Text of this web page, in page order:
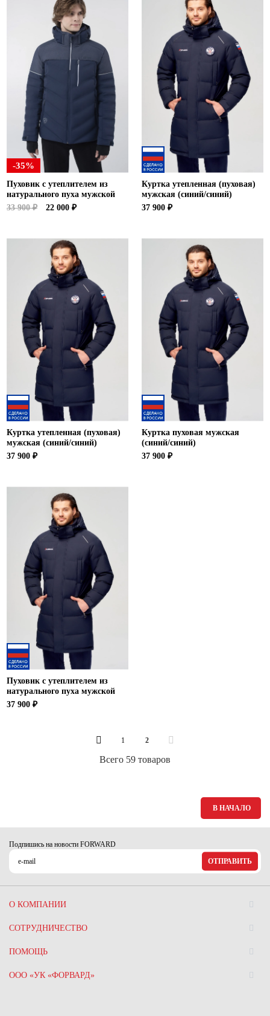
-35%
Пуховик с утеплителем из
натурального пуха мужской
33 900 ₽
22 000 ₽
Куртка утепленная (пуховая)
мужская (синий/синий)
37 900 ₽
Куртка утепленная (пуховая)
мужская (синий/синий)
37 900 ₽
Куртка пуховая мужская
(синий/синий)
37 900 ₽
Пуховик с утеплителем из
натурального пуха мужской
37 900 ₽
1 2
Всего 59 товаров
В НАЧАЛО
Подпишись на новости FORWARD
ОТПРАВИТЬ
О КОМПАНИИ
СОТРУДНИЧЕСТВО
ПОМОЩЬ
ООО «УК «ФОРВАРД»